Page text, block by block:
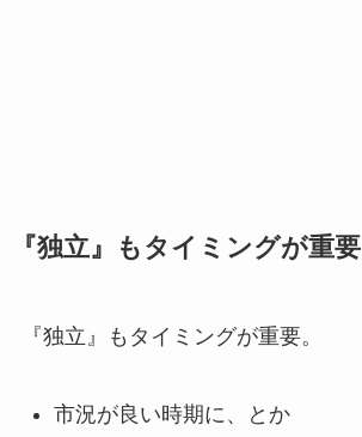
『独立』もタイミングが重要
『独立』もタイミングが重要。
市況が良い時期に、とか